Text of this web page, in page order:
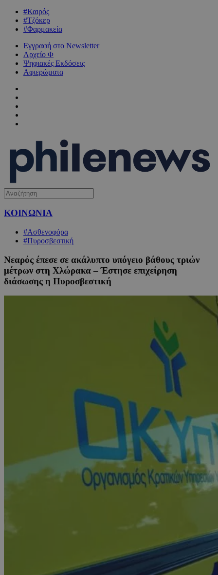
#Καιρός
#Τζόκερ
#Φαρμακεία
Εγγραφή στο Newsletter
Αρχείο Φ
Ψηφιακές Εκδόσεις
Αφιερώματα
ΚΟΙΝΩΝΙΑ
#Ασθενοφόρα
#Πυροσβεστική
Νεαρός έπεσε σε ακάλυπτο υπόγειο βάθους τριών
μέτρων στη Χλώρακα – Έστησε επιχείρηση
διάσωσης η Πυροσβεστική